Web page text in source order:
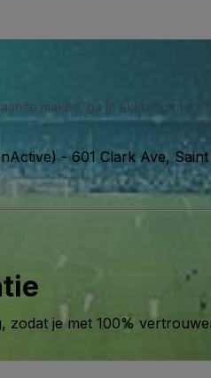
te maken, ga je akkoord met
-601 Clark Ave,
zodat je met 100%